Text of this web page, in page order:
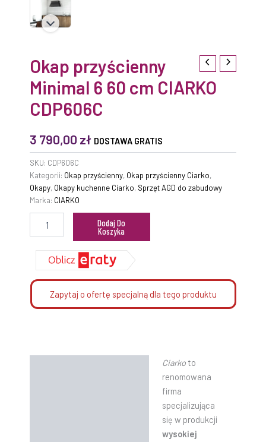
Okap przyścienny
Minimal 6 60 cm CIARKO
CDP606C
3 790,00 zł DOSTAWA GRATIS
SKU: CDP606C
Kategorii: Okap przyścienny, Okap przyścienny Ciarko,
Okapy, Okapy kuchenne Ciarko, Sprzęt AGD do zabudowy
Marka: CIARKO
Dodaj Do
Koszyka
Zapytaj o ofertę specjalną dla tego produktu
Ciarkoto
renomowana
firma
specjalizująca
się w produkcji
wysokiej